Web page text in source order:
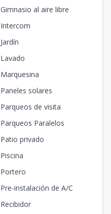
Gimnasio al aire libre
Intercom
Jardín
Lavado
Marquesina
Paneles solares
Parqueos de visita
Parqueos Paralelos
Patio privado
Piscina
Portero
Pre-instalación de A/C
Recibidor